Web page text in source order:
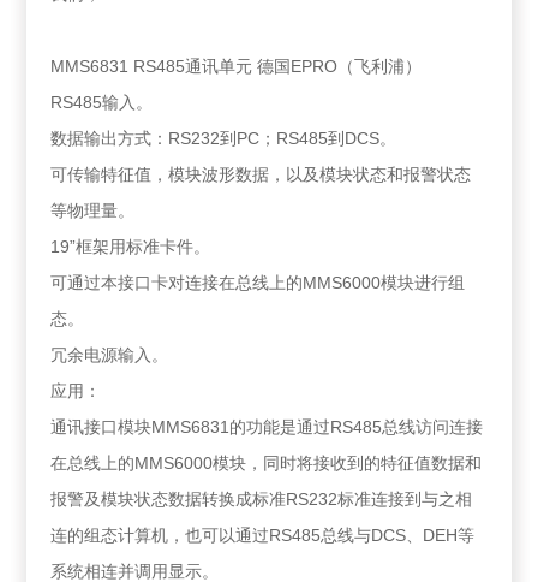
MMS6831 RS485通讯单元 德国EPRO（飞利浦）
RS485输入。
数据输出方式：RS232到PC；RS485到DCS。
可传输特征值，模块波形数据，以及模块状态和报警状态
等物理量。
19”框架用标准卡件。
可通过本接口卡对连接在总线上的MMS6000模块进行组
态。
冗余电源输入。
应用：
通讯接口模块MMS6831的功能是通过RS485总线访问连接
在总线上的MMS6000模块，同时将接收到的特征值数据和
报警及模块状态数据转换成标准RS232标准连接到与之相
连的组态计算机，也可以通过RS485总线与DCS、DEH等
系统相连并调用显示。